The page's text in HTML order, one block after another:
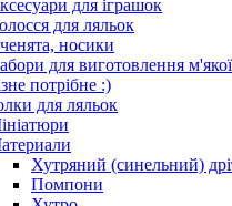
для іграшок
для ляльок
носики
для виготовлення
потрібне :)
для ляльок
Хутряний (синельний)
Помпони